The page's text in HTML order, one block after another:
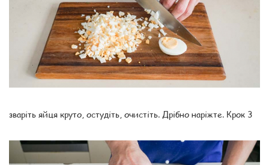
зваріть яйця круто, остудіть, очистіть. Дрібно наріжте. Крок 3